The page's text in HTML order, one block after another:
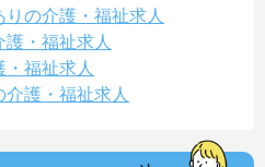
の介護・福祉求人
・福祉求人
福祉求人
護・福祉求人